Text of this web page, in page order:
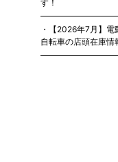
す！
【2026年7月】電
自転車の店頭在庫情